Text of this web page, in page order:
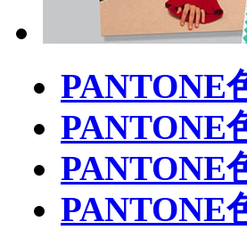
PANTONE
PANTONE
PANTONE
PANTONE